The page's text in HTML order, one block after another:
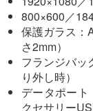
800×600／
保護ガラス：
さ2mm）
フランジバッ
り外し時）
データポー
クセサリー